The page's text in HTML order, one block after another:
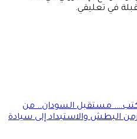
في تعليقي.
يكتب…. مستقبل السودان.. من
البطش والاستبداد إلى سيادة